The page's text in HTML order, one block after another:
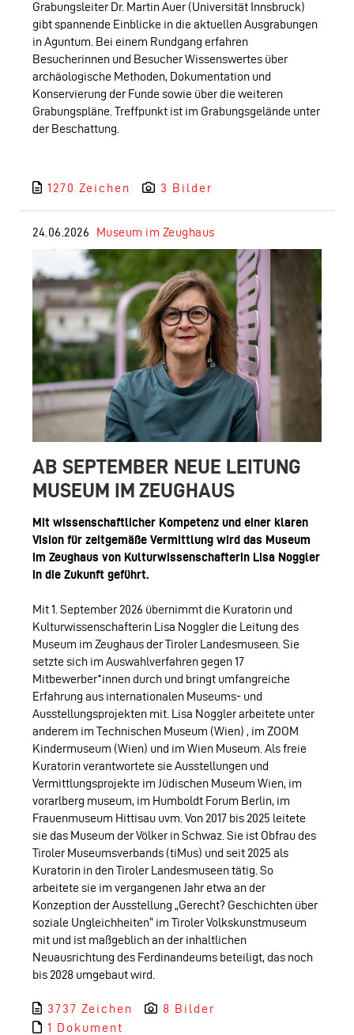
Grabungsleiter Dr. Martin Auer (Universität Innsbruck)
gibt spannende Einblicke in die aktuellen Ausgrabungen
in Aguntum. Bei einem Rundgang erfahren
Besucherinnen und Besucher Wissenswertes über
archäologische Methoden, Dokumentation und
Konservierung der Funde sowie über die weiteren
Grabungspläne. Treffpunkt ist im Grabungsgelände unter
der Beschattung.
1270 Zeichen 3 Bilder
24.06.2026 Museum im Zeughaus
AB SEPTEMBER NEUE LEITUNG
MUSEUM IM ZEUGHAUS
Mit wissenschaftlicher Kompetenz und einer klaren
Vision für zeitgemäße Vermittlung wird das Museum
im Zeughaus von Kulturwissenschafterin Lisa Noggler
in die Zukunft geführt.
Mit 1. September 2026 übernimmt die Kuratorin und
Kulturwissenschafterin Lisa Noggler die Leitung des
Museum im Zeughaus der Tiroler Landesmuseen. Sie
setzte sich im Auswahlverfahren gegen 17
Mitbewerber*innen durch und bringt umfangreiche
Erfahrung aus internationalen Museums- und
Ausstellungsprojekten mit. Lisa Noggler arbeitete unter
anderem im Technischen Museum (Wien) , im ZOOM
Kindermuseum (Wien) und im Wien Museum. Als freie
Kuratorin verantwortete sie Ausstellungen und
Vermittlungsprojekte im Jüdischen Museum Wien, im
vorarlberg museum, im Humboldt Forum Berlin, im
Frauenmuseum Hittisau uvm. Von 2017 bis 2025 leitete
sie das Museum der Völker in Schwaz. Sie ist Obfrau des
Tiroler Museumsverbands (tiMus) und seit 2025 als
Kuratorin in den Tiroler Landesmuseen tätig. So
arbeitete sie im vergangenen Jahr etwa an der
Konzeption der Ausstellung „Gerecht? Geschichten über
soziale Ungleichheiten“ im Tiroler Volkskunstmuseum
mit und ist maßgeblich an der inhaltlichen
Neuausrichtung des Ferdinandeums beteiligt, das noch
bis 2028 umgebaut wird.
3737 Zeichen
8 Bilder
1 Dokument